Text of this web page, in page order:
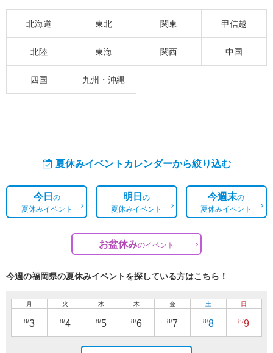
北海道 東北 関東 甲信越
北陸 東海 関西 中国
四国 九州・沖縄
夏休みイベントカレンダーから絞り込む
今日の
夏休みイベント
明日の
夏休みイベント
今週末の
夏休みイベント
お盆休みのイベント
今週の福岡県の夏休みイベントを探している方はこちら！
月
8/3
火
8/4
水
8/5
木
8/6
金
8/7
土
8/8
日
8/9